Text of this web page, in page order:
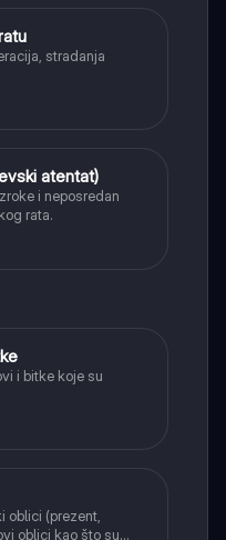
stradanja
atentat)
i neposredan
rata.
i bitke koje su
oblici (prezent,
oblici kao što su